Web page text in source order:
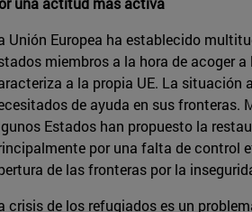
Unión Europea ha establecido
miembros a la hora de acoger
a la propia UE. La situación
de ayuda en sus fronteras.
Estados han propuesto la
por una falta de control
de las fronteras por la
crisis de los refugiados es un